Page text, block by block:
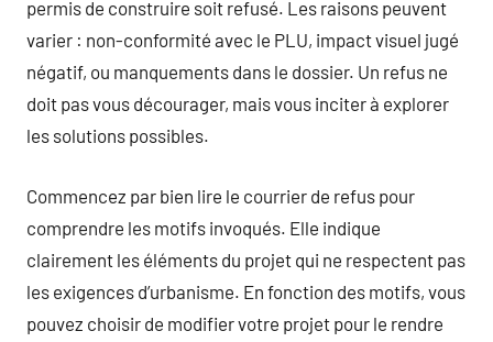
permis de construire soit refusé. Les raisons peuvent
varier : non-conformité avec le PLU, impact visuel jugé
négatif, ou manquements dans le dossier. Un refus ne
doit pas vous décourager, mais vous inciter à explorer
les solutions possibles.
Commencez par bien lire le courrier de refus pour
comprendre les motifs invoqués. Elle indique
clairement les éléments du projet qui ne respectent pas
les exigences d’urbanisme. En fonction des motifs, vous
pouvez choisir de modifier votre projet pour le rendre